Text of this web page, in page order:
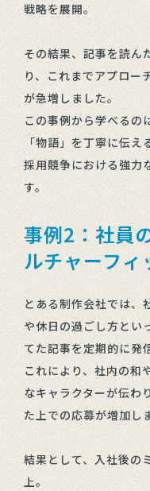
戦略を展開。
その結果、記事を読ん
り、これまでアプロー
が急増しました。
この事例から学べるの
「物語」を丁寧に伝
採用競争における強力
す。
事例2：社員
ルチャーフィ
とある制作会社では、
や休日の過ごし方とい
てた記事を定期的に発
これにより、社内の和
なキャラクターが伝わ
た上での応募が増加し
結果として、入社後の
上。